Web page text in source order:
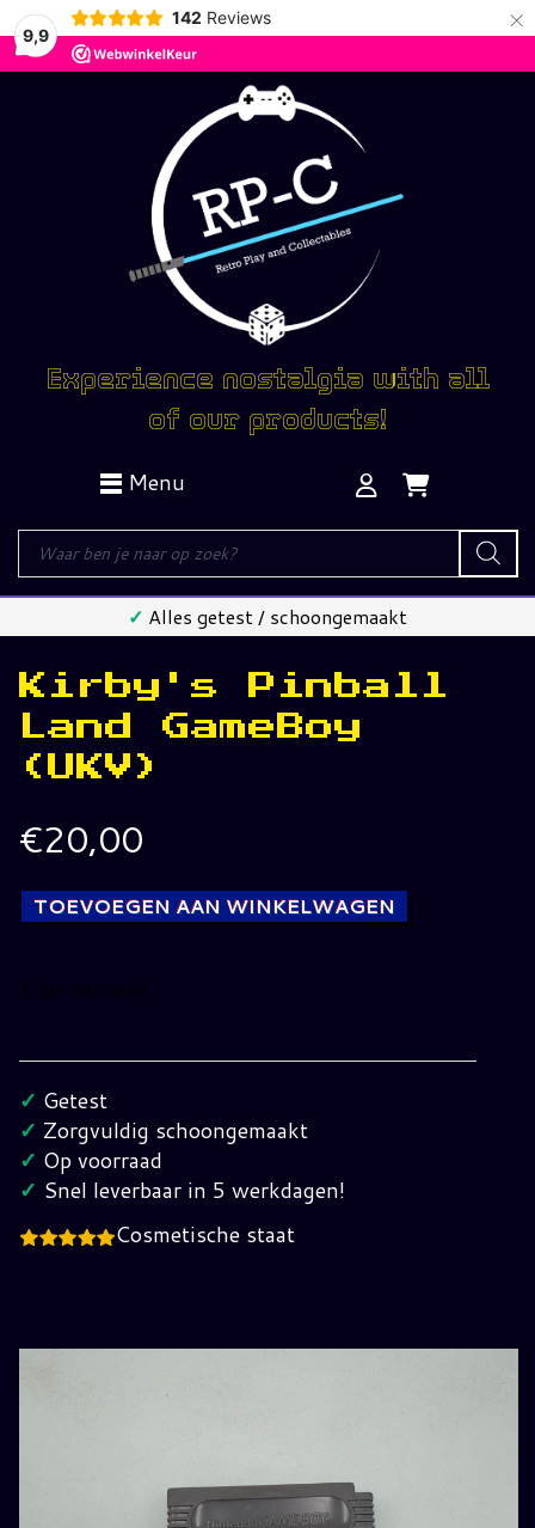
9,9
142 Reviews ×
Experience nostalgia with all
of our products!
Menu
Producten
zoeken
✓ Alles getest / schoongemaakt
Kirby's Pinball
Land GameBoy
(UKV)
€20,00
TOEVOEGEN AAN WINKELWAGEN
1 op voorraad
Pinball
Land
GameBoy
(UKV)
hoeveelheid
✓ Getest
✓ Zorgvuldig schoongemaakt
✓ Op voorraad
✓ Snel leverbaar in 5 werkdagen!
Cosmetische staat